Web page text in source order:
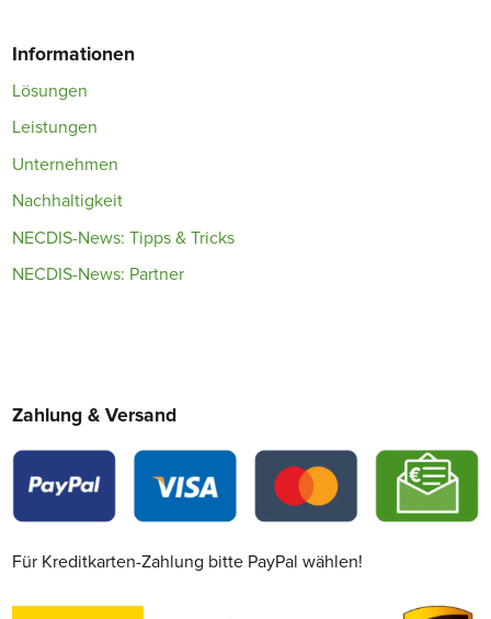
Informationen
Lösungen
Leistungen
Unternehmen
Nachhaltigkeit
NECDIS-News: Tipps & Tricks
NECDIS-News: Partner
Zahlung & Versand
Für Kreditkarten-Zahlung bitte PayPal wählen!